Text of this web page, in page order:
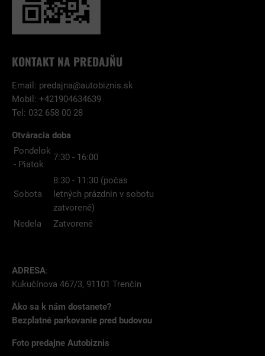
KONTAKT NA PREDAJŇU
Email: predajna@autobiznis.sk
Mobil: +421904634639
Tel: 032 658 00 28
Otváracia doba
Pondelok
- Piatok
7:30 - 16:00
Sobota
8:30 - 11:30 (počas
letných prázdnin v sobotu
zatvorené)
Nedela
Zatvorené
ADRESA:
Kukučínova 467/3, 91101 Trenčín
Ako sa k nám dostanete?
Bezplatné parkovanie pred budovou
Foto predajne Autobiznis